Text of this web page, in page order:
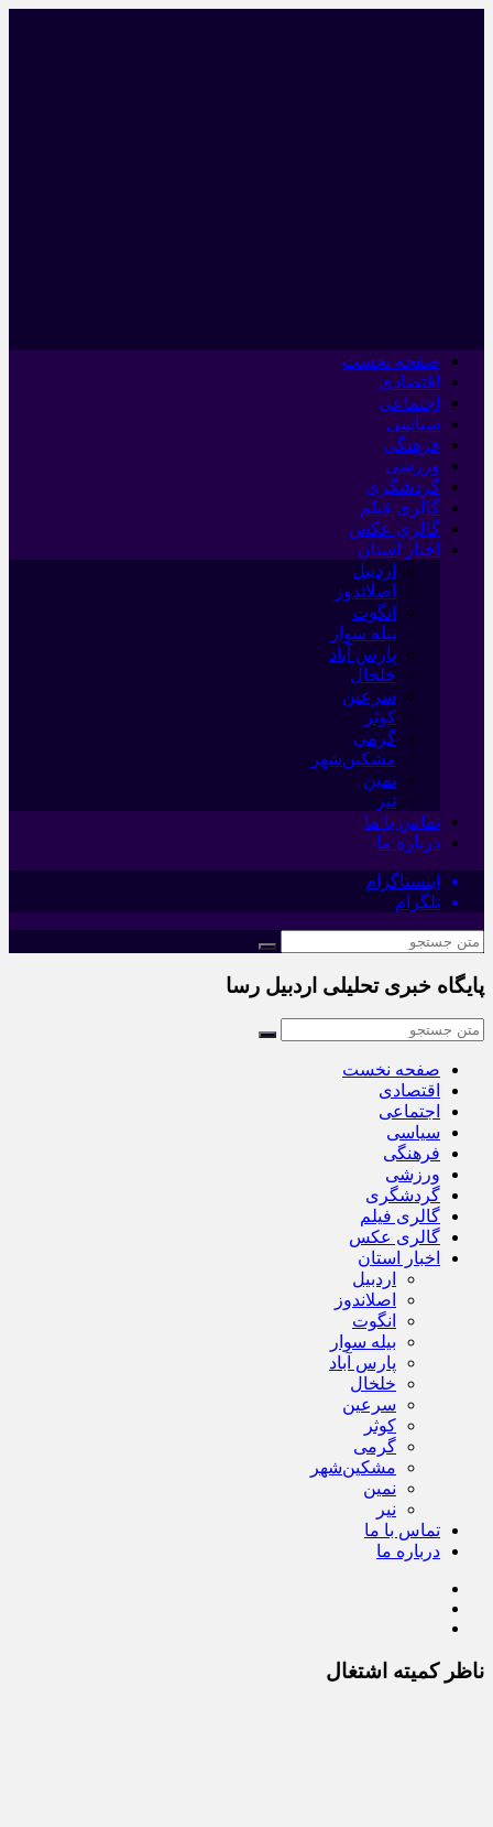
صفحه نخست
اقتصادی
اجتماعی
سیاسی
فرهنگی
ورزشی
گردشگری
گالری فیلم
گالری عکس
اخبار استان
اردبیل
اصلاندوز
انگوت
بیله سوار
پارس آباد
خلخال
سرعین
کوثر
گرمی
مشکین‌شهر
نمین
نیر
تماس با ما
درباره ما
اینستاگرام
تلگرام
پایگاه خبری تحلیلی اردبیل رسا
صفحه نخست
اقتصادی
اجتماعی
سیاسی
فرهنگی
ورزشی
گردشگری
گالری فیلم
گالری عکس
اخبار استان
اردبیل
اصلاندوز
انگوت
بیله سوار
پارس آباد
خلخال
سرعین
کوثر
گرمی
مشکین‌شهر
نمین
نیر
تماس با ما
درباره ما
ناظر کمیته اشتغال